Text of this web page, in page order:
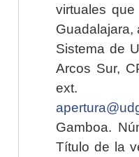
virtuales
Guadalajara,
Sistema de
Arcos Sur,
ext.
Gamboa.
Título de la